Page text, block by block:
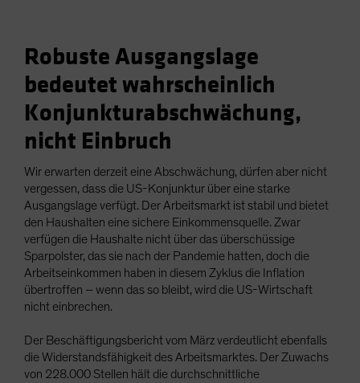
Robuste Ausgangslage
bedeutet wahrscheinlich
Konjunkturabschwächung,
nicht Einbruch
Wir erwarten derzeit eine Abschwächung, dürfen aber nicht
vergessen, dass die US-Konjunktur über eine starke
Ausgangslage verfügt. Der Arbeitsmarkt ist stabil und bietet
den Haushalten eine sichere Einkommensquelle. Zwar
verfügen die Haushalte nicht über das überschüssige
Sparpolster, das sie nach der Pandemie hatten, doch die
Arbeitseinkommen haben in diesem Zyklus die Inflation
übertroffen – wenn das so bleibt, wird die US-Wirtschaft
nicht einbrechen.
Der Beschäftigungsbericht vom März verdeutlicht ebenfalls
die Widerstandsfähigkeit des Arbeitsmarktes. Der Zuwachs
von 228.000 Stellen hält die durchschnittliche